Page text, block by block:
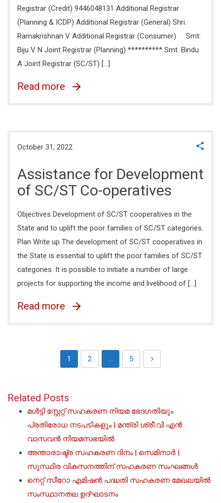
Registrar (Credit) 9446048131 Additional Registrar
(Planning & ICDP) Additional Registrar (General) Shri.
Ramakrishnan V Additional Registrar (Consumer) Smt.
Biju V N Joint Registrar (Planning) ********** Smt. Bindu
A Joint Registrar (SC/ST) [...]
Read more
October 31, 2022
Assistance for Development
of SC/ST Co-operatives
Objectives Development of SC/ST cooperatives in the
State and to uplift the poor families of SC/ST categories.
Plan Write up The development of SC/ST cooperatives in
the State is essential to uplift the poor families of SC/ST
categories. It is possible to initiate a number of large
projects for supporting the income and livelihood of […]
Read more
1 2 … 5
Related Posts
മൾട്ടി സ്റ്റേറ്റ് സഹകരണ നിയമ ഭേദഗതിയും
പ്രതിരോധ നടപടികളും | മന്ത്രി ശ്രീ.വി എൻ
വാസവൻ നിയമസഭയിൽ
അന്താരാഷ്ട്ര സഹകരണ ദിനം | സെമിനാർ |
സുസ്ഥിര വികസനത്തിന് സഹകരണ സംഘങ്ങൾ
നെറ്റ് സീറോ എമിഷൻ പദ്ധതി സഹകരണ മേഖലയിൽ
സംസ്ഥാനതല ഉദ്ഘാടനം